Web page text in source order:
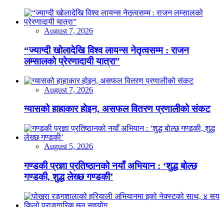
August 7, 2026
“ज्याग्दी खोलादेखि विश्व लायन्स नेतृत्वसम्म : राजन
लम्सालको प्रेरणादायी यात्रा”
August 7, 2026
ग्यासको हाहाकार होइन, असफल वितरण प्रणालीको संकट
August 5, 2026
गण्डकी प्रज्ञा प्रतिष्ठानको नयाँ अभियान : ‘शुद्ध बोल्छ
गण्डकी, शुद्ध लेख्छ गण्डकी’